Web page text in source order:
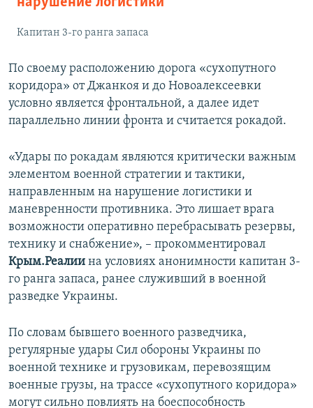
Капитан 3-го ранга запаса
По своему расположению дорога «сухопутного
коридора» от Джанкоя и до Новоалексеевки
условно является фронтальной, а далее идет
параллельно линии фронта и считается рокадой.
«Удары по рокадам являются критически важным
элементом военной стратегии и тактики,
направленным на нарушение логистики и
маневренности противника. Это лишает врага
возможности оперативно перебрасывать резервы,
технику и снабжение», – прокомментировал
Крым.Реалии на условиях анонимности капитан 3-
го ранга запаса, ранее служивший в военной
разведке Украины.
По словам бывшего военного разведчика,
регулярные удары Сил обороны Украины по
военной технике и грузовикам, перевозящим
военные грузы, на трассе «сухопутного коридора»
могут сильно повлиять на боеспособность